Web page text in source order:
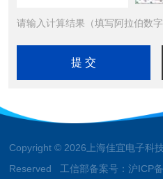
请输入计算结果（填写阿拉伯数
Copyright © 2026上海佳宜电子科
Reserved 工信部备案号：沪ICP